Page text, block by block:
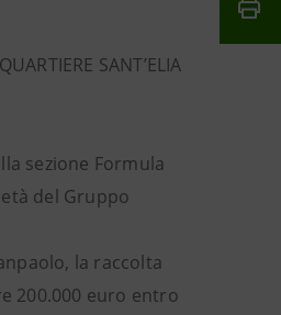
SANT’ELIA
sezione Formula
del Gruppo
la raccolta
200.000 euro entro